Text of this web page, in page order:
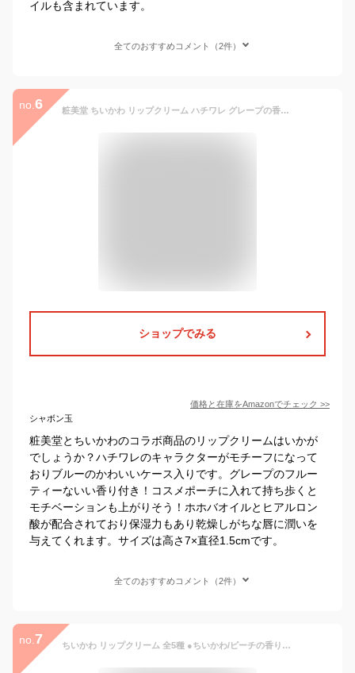
イルも含まれています。
全てのおすすめコメント（2件）
no. 6 粧美堂 ちいかわ リップクリーム ハチワレ グレープの香り 467161 Twitter LINEスタンプ なんか小さくてかわいいやつ
ショップでみる
価格と在庫をAmazonでチェック >>
シャボン玉
粧美堂とちいかわのコラボ商品のリップクリームはいかが
でしょうか？ハチワレのキャラクターがモチーフになって
おりブルーのかわいいケース入りです。グレープのフルー
ティーないい香り付き！コスメポーチに入れて持ち歩くと
モチベーションも上がりそう！ホホバオイルとヒアルロン
酸が配合されており保湿力もあり乾燥しがちな唇に潤いを
与えてくれます。サイズは高さ7×直径1.5cmです。
全てのおすすめコメント（2件）
no. 7 ちいかわ リップクリーム 全5種 ●ちいかわ/ピーチの香り ●ハチワレ/ソーダの香り ●うさぎ/パイナップルの香り ●モモンガ/グレープの香り ●古本屋/ブルーベリーの香り うるおい保湿成分配合 chiikawa メール便OK SHOBIDO 粧美堂株式会社